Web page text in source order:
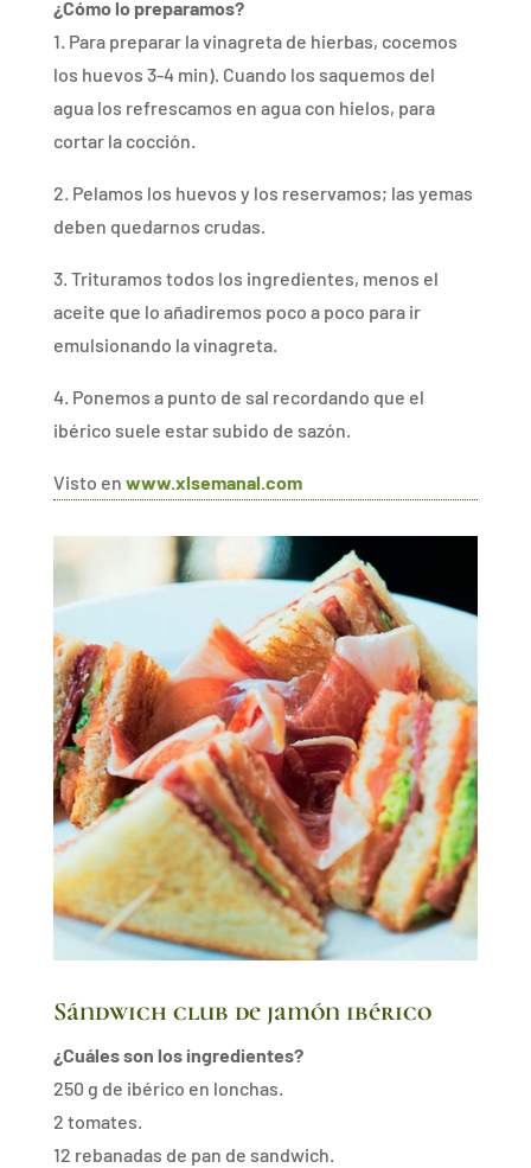
¿Cómo lo preparamos?
1. Para preparar la vinagreta de hierbas, cocemos
los huevos 3-4 min). Cuando los saquemos del
agua los refrescamos en agua con hielos, para
cortar la cocción.
2. Pelamos los huevos y los reservamos; las yemas
deben quedarnos crudas.
3. Trituramos todos los ingredientes, menos el
aceite que lo añadiremos poco a poco para ir
emulsionando la vinagreta.
4. Ponemos a punto de sal recordando que el
ibérico suele estar subido de sazón.
Visto en www.xlsemanal.com
Sándwich club de jamón ibérico
¿Cuáles son los ingredientes?
250 g de ibérico en lonchas.
2 tomates.
12 rebanadas de pan de sandwich.